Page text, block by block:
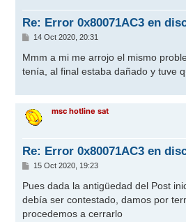
Re: Error 0x80071AC3 en
M
n
s
a
14 Oct 2020, 20:31
Mmm a mi me arrojo el mismo
tenía, al final estaba dañado y tuve
msc hotline sat
Re: Error 0x80071AC3 en
M
n
a
e
15 Oct 2020, 19:23
Pues dada la antigüedad del Post
debía ser contestado, damos por
procedemos a cerrarlo